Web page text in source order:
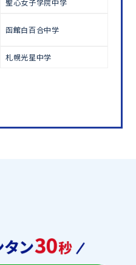
聖心女子学院中学
函館白百合中学
札幌光星中学